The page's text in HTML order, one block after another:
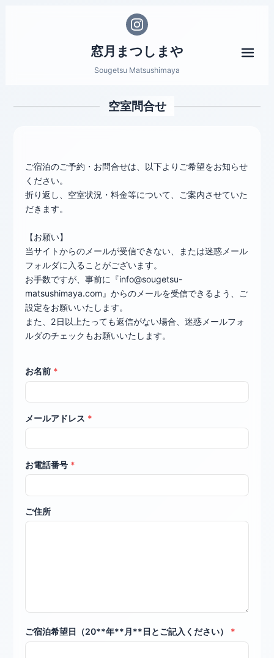
窓月まつしまや
Sougetsu Matsushimaya
空室問合せ
ご宿泊のご予約・お問合せは、以下よりご希望をお知らせ
ください。
折り返し、空室状況・料金等について、ご案内させていた
だきます。
【お願い】
当サイトからのメールが受信できない、または迷惑メール
フォルダに入ることがございます。
お手数ですが、事前に『info@sougetsu-
matsushimaya.com』からのメールを受信できるよう、ご
設定をお願いいたします。
また、2日以上たっても返信がない場合、迷惑メールフォ
ルダのチェックもお願いいたします。
お名前 *
メールアドレス *
お電話番号 *
ご住所
ご宿泊希望日（20**年**月**日とご記入ください） *